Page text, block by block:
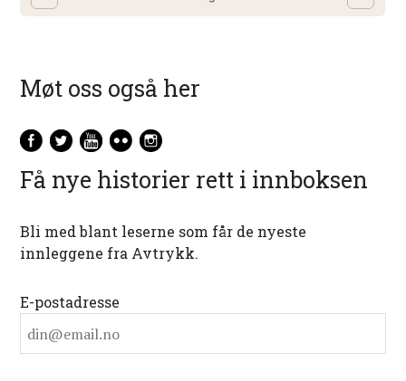
Møt oss også her
Få nye historier rett i innboksen
Bli med blant leserne som får de nyeste
innleggene fra Avtrykk.
E-postadresse